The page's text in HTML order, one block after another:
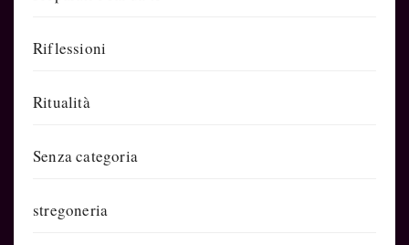
Riflessioni
Ritualità
Senza categoria
stregoneria